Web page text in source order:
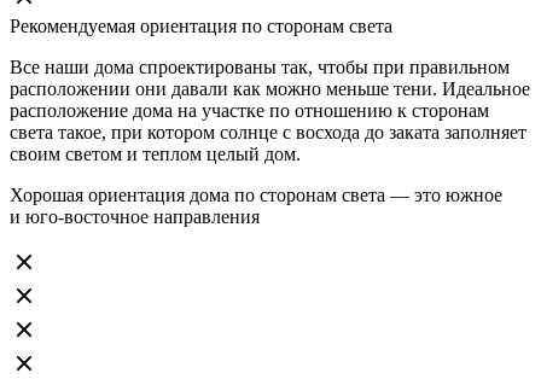
Рекомендуемая ориентация по сторонам света
Все наши дома спроектированы так, чтобы при правильном
расположении они давали как можно меньше тени. Идеальное
расположение дома на участке по отношению к сторонам
света такое, при котором солнце с восхода до заката заполняет
своим светом и теплом целый дом.
Хорошая ориентация дома по сторонам света — это южное
и юго-восточное направления